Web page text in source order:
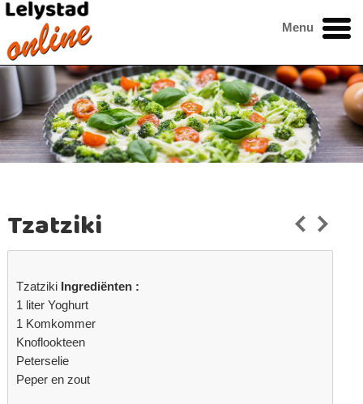
Menu
Tzatziki
Tzatziki Ingrediënten :
1 liter Yoghurt
1 Komkommer
Knoflookteen
Peterselie
Peper en zout